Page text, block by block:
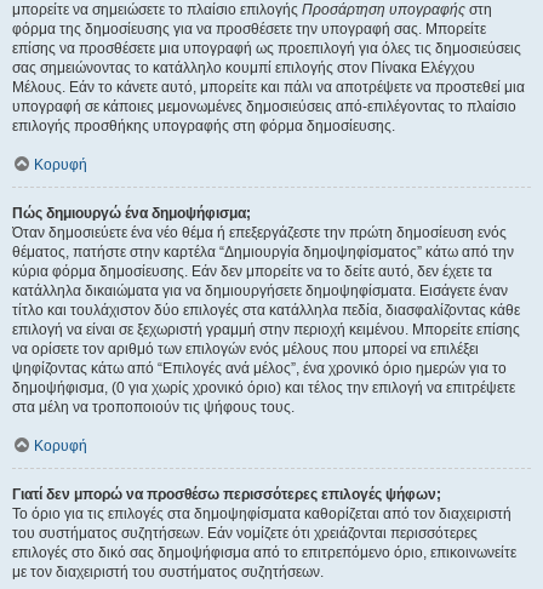
μπορείτε να σημειώσετε το πλαίσιο επιλογής Προσάρτηση υπογραφής στη
φόρμα της δημοσίευσης για να προσθέσετε την υπογραφή σας. Μπορείτε
επίσης να προσθέσετε μια υπογραφή ως προεπιλογή για όλες τις δημοσιεύσεις
σας σημειώνοντας το κατάλληλο κουμπί επιλογής στον Πίνακα Ελέγχου
Μέλους. Εάν το κάνετε αυτό, μπορείτε και πάλι να αποτρέψετε να προστεθεί μια
υπογραφή σε κάποιες μεμονωμένες δημοσιεύσεις από-επιλέγοντας το πλαίσιο
επιλογής προσθήκης υπογραφής στη φόρμα δημοσίευσης.
Κορυφή
Πώς δημιουργώ ένα δημοψήφισμα;
Όταν δημοσιεύετε ένα νέο θέμα ή επεξεργάζεστε την πρώτη δημοσίευση ενός
θέματος, πατήστε στην καρτέλα “Δημιουργία δημοψηφίσματος” κάτω από την
κύρια φόρμα δημοσίευσης. Εάν δεν μπορείτε να το δείτε αυτό, δεν έχετε τα
κατάλληλα δικαιώματα για να δημιουργήσετε δημοψηφίσματα. Εισάγετε έναν
τίτλο και τουλάχιστον δύο επιλογές στα κατάλληλα πεδία, διασφαλίζοντας κάθε
επιλογή να είναι σε ξεχωριστή γραμμή στην περιοχή κειμένου. Μπορείτε επίσης
να ορίσετε τον αριθμό των επιλογών ενός μέλους που μπορεί να επιλέξει
ψηφίζοντας κάτω από “Επιλογές ανά μέλος”, ένα χρονικό όριο ημερών για το
δημοψήφισμα, (0 για χωρίς χρονικό όριο) και τέλος την επιλογή να επιτρέψετε
στα μέλη να τροποποιούν τις ψήφους τους.
Κορυφή
Γιατί δεν μπορώ να προσθέσω περισσότερες επιλογές ψήφων;
Το όριο για τις επιλογές στα δημοψηφίσματα καθορίζεται από τον διαχειριστή
του συστήματος συζητήσεων. Εάν νομίζετε ότι χρειάζονται περισσότερες
επιλογές στο δικό σας δημοψήφισμα από το επιτρεπόμενο όριο, επικοινωνείτε
με τον διαχειριστή του συστήματος συζητήσεων.